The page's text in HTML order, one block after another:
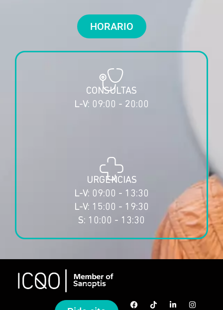
HORARIO
CONSULTAS
L-V: 09:00 - 20:00
URGENCIAS
L-V: 09:00 - 13:30
L-V: 15:00 - 19:30
S: 10:00 - 13:30